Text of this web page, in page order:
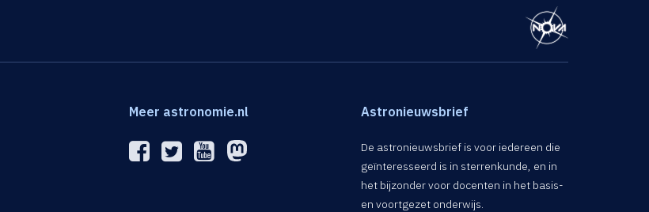
Meer astronomie.nl Astronieuwsbrief
De astronieuwsbrief is voor iedereen die
geïnteresseerd is in sterrenkunde, en in
het bijzonder voor docenten in het basis-
en voortgezet onderwijs.